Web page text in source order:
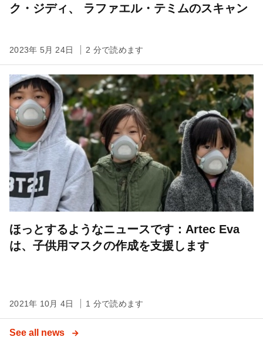
ク・ジディ、 ラファエル・テミムのスキャン
2023年 5月 24日 2 分で読めます
ほっとするようなニュースです：Artec Eva
は、子供用マスクの作成を支援します
2021年 10月 4日 1 分で読めます
See all news